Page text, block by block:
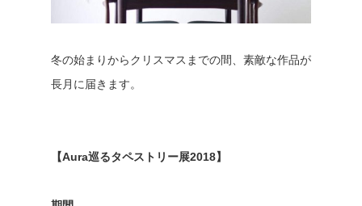
冬の始まりからクリスマスまでの間、素敵な作品が
長月に届きます。
【Aura巡るタペストリー展2018】